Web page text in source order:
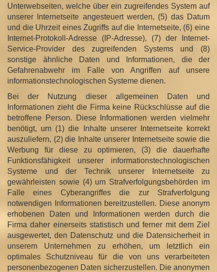
Unterwebseiten, welche über ein zugreifendes System auf
unserer Internetseite angesteuert werden, (5) das Datum
und die Uhrzeit eines Zugriffs auf die Internetseite, (6) eine
Internet-Protokoll-Adresse (IP-Adresse), (7) der Internet-
Service-Provider des zugreifenden Systems und (8)
sonstige ähnliche Daten und Informationen, die der
Gefahrenabwehr im Falle von Angriffen auf unsere
informationstechnologischen Systeme dienen.
Bei der Nutzung dieser allgemeinen Daten und
Informationen zieht die Firma keine Rückschlüsse auf die
betroffene Person. Diese Informationen werden vielmehr
benötigt, um (1) die Inhalte unserer Internetseite korrekt
auszuliefern, (2) die Inhalte unserer Internetseite sowie die
Werbung für diese zu optimieren, (3) die dauerhafte
Funktionsfähigkeit unserer informationstechnologischen
Systeme und der Technik unserer Internetseite zu
gewährleisten sowie (4) um Strafverfolgungsbehörden im
Falle eines Cyberangriffes die zur Strafverfolgung
notwendigen Informationen bereitzustellen. Diese anonym
erhobenen Daten und Informationen werden durch die
Firma daher einerseits statistisch und ferner mit dem Ziel
ausgewertet, den Datenschutz und die Datensicherheit in
unserem Unternehmen zu erhöhen, um letztlich ein
optimales Schutzniveau für die von uns verarbeiteten
personenbezogenen Daten sicherzustellen. Die anonymen